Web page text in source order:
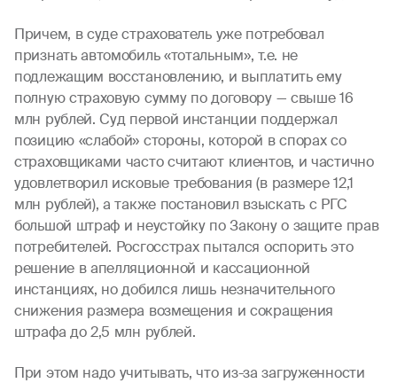
Причем, в суде страхователь уже потребовал
признать автомобиль «тотальным», т.е. не
подлежащим восстановлению, и выплатить ему
полную страховую сумму по договору — свыше 16
млн рублей. Суд первой инстанции поддержал
позицию «слабой» стороны, которой в спорах со
страховщиками часто считают клиентов, и частично
удовлетворил исковые требования (в размере 12,1
млн рублей), а также постановил взыскать с РГС
большой штраф и неустойку по Закону о защите прав
потребителей. Росгосстрах пытался оспорить это
решение в апелляционной и кассационной
инстанциях, но добился лишь незначительного
снижения размера возмещения и сокращения
штрафа до 2,5 млн рублей.
При этом надо учитывать, что из-за загруженности